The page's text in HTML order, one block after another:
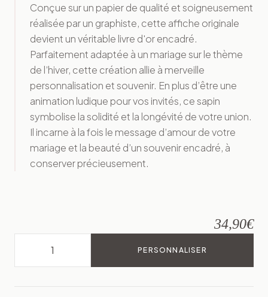
Conçue sur un papier de qualité et soigneusement
réalisée par un graphiste, cette affiche originale
devient un véritable livre d'or encadré.
Parfaitement adaptée à un mariage sur le thème
de l’hiver, cette création allie à merveille
personnalisation et souvenir. En plus d’être une
animation ludique pour vos invités, ce sapin
symbolise la solidité et la longévité de votre union.
Il incarne à la fois le message d’amour de votre
mariage et la beauté d’un souvenir encadré, à
conserver précieusement.
34,90€
PERSONNALISER